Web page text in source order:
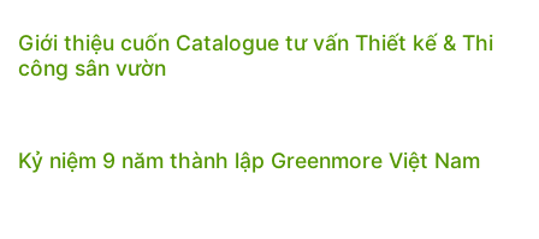
Giới thiệu cuốn Catalogue tư vấn Thiết kế & Thi
công sân vườn
Kỷ niệm 9 năm thành lập Greenmore Việt Nam